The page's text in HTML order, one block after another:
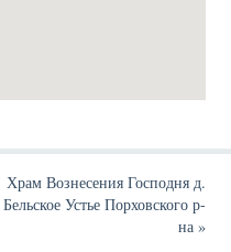
Храм Вознесения Господня д.
Бельское Устье Порховского р-
на»